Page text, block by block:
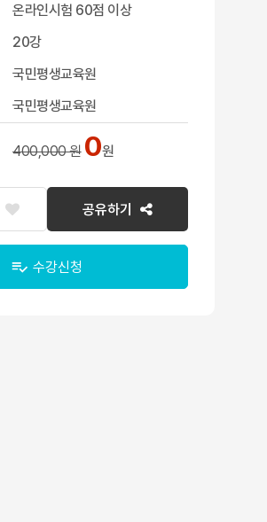
온라인시험 60점 이상
20강
국민평생교육원
국민평생교육원
400,000 원 0원
공유하기
수강신청